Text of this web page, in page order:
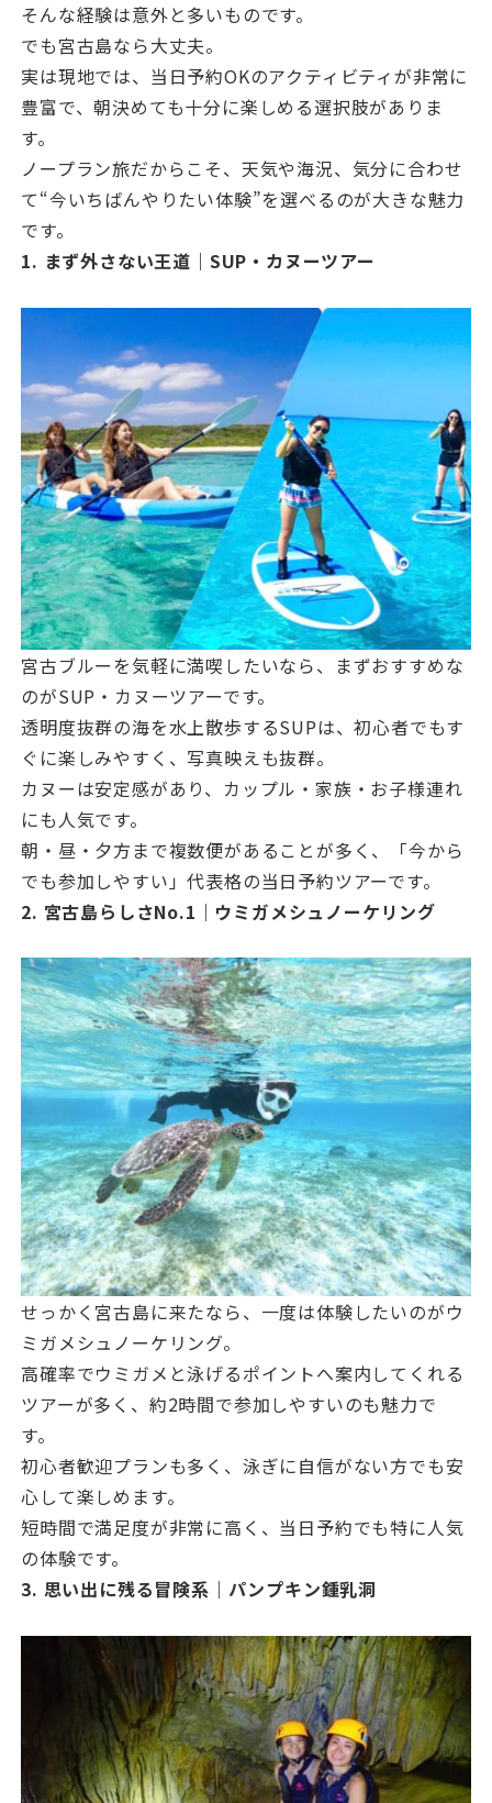
そんな経験は意外と多いものです。
でも宮古島なら大丈夫。
実は現地では、当日予約OKのアクティビティが非常に
豊富で、朝決めても十分に楽しめる選択肢がありま
す。
ノープラン旅だからこそ、天気や海況、気分に合わせ
て“今いちばんやりたい体験”を選べるのが大きな魅力
です。
1. まず外さない王道｜SUP・カヌーツアー
宮古ブルーを気軽に満喫したいなら、まずおすすめな
のがSUP・カヌーツアーです。
透明度抜群の海を水上散歩するSUPは、初心者でもす
ぐに楽しみやすく、写真映えも抜群。
カヌーは安定感があり、カップル・家族・お子様連れ
にも人気です。
朝・昼・夕方まで複数便があることが多く、「今から
でも参加しやすい」代表格の当日予約ツアーです。
2. 宮古島らしさNo.1｜ウミガメシュノーケリング
せっかく宮古島に来たなら、一度は体験したいのがウ
ミガメシュノーケリング。
高確率でウミガメと泳げるポイントへ案内してくれる
ツアーが多く、約2時間で参加しやすいのも魅力で
す。
初心者歓迎プランも多く、泳ぎに自信がない方でも安
心して楽しめます。
短時間で満足度が非常に高く、当日予約でも特に人気
の体験です。
3. 思い出に残る冒険系｜パンプキン鍾乳洞